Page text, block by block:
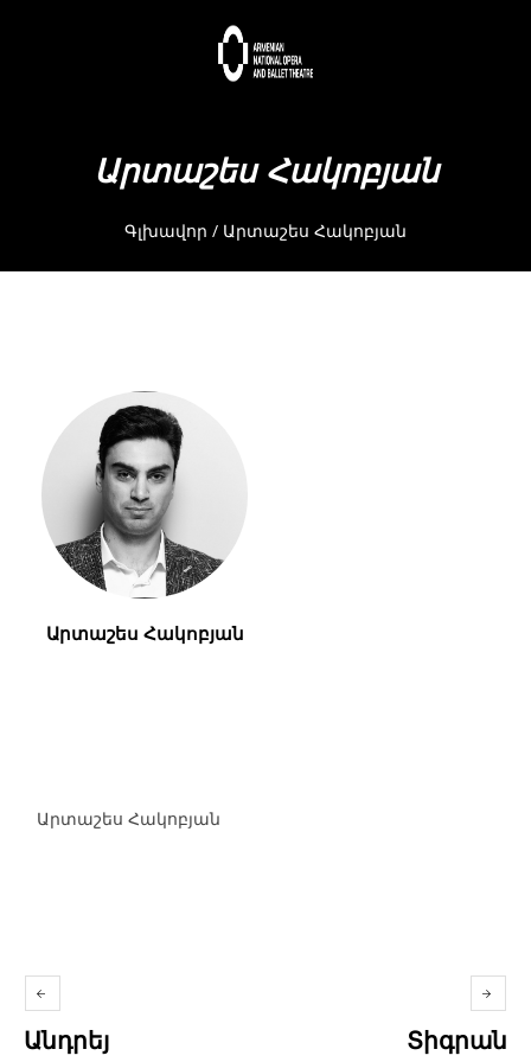
Արտաշես Հակոբյան
Գլխավոր / Արտաշես Հակոբյան
Արտաշես Հակոբյան
Արտաշես Հակոբյան
Անդրեյ Տիգրան